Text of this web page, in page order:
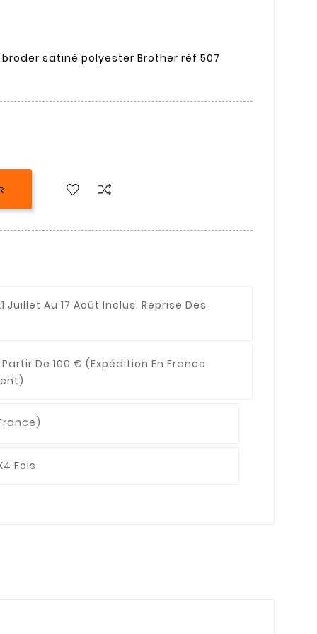
satiné polyester Brother réf 507
Juillet Au 17 Août Inclus. Reprise Des
De 100 € (expédition En France
Fois